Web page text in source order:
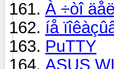
À ÷òî
íå
PuTTY
ASUS